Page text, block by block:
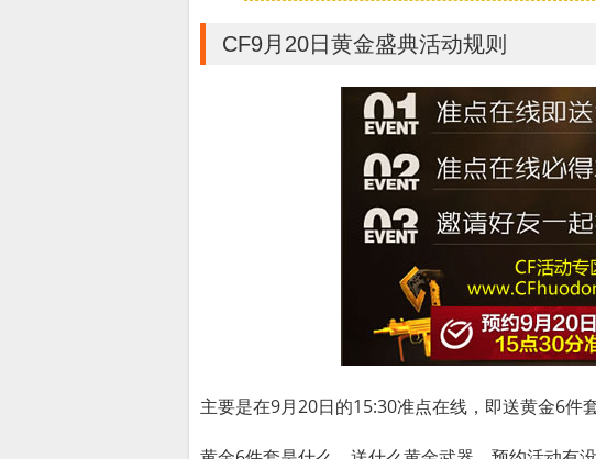
CF9月20日黄金盛典活动规则
主要是在9月20日的15:30准点在线，即送黄金6件